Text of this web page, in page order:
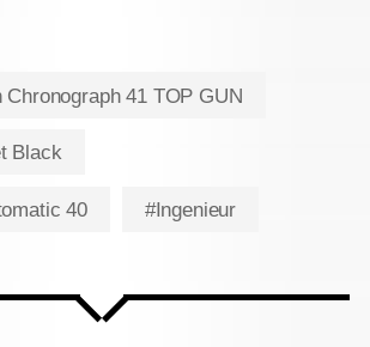
Chronograph 41 TOP GUN
Black
40 #Ingenieur